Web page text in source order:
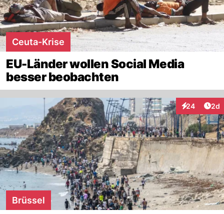
Ceuta-Krise
EU-Länder wollen Social Media
besser beobachten
24
Interaktionen
2d
Brüssel